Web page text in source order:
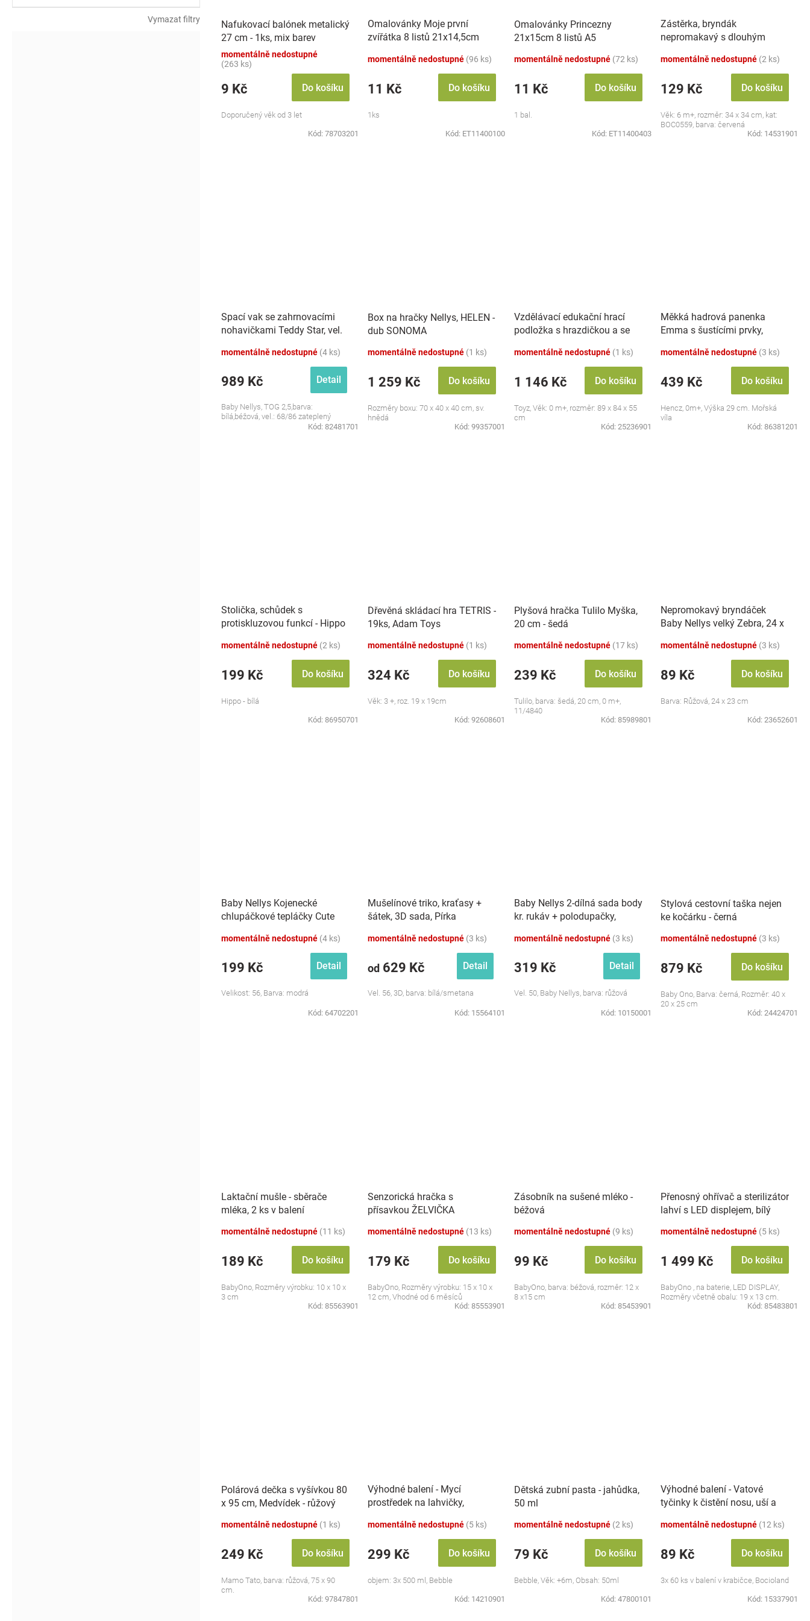
Vymazat filtry
Nafukovací balónek metalický
27 cm - 1ks, mix barev
momentálně nedostupné
(263 ks)
9 Kč Do košíku
Doporučený věk od 3 let
Kód: 78703201
Omalovánky Moje první
zvířátka 8 listů 21x14,5cm
momentálně nedostupné (96 ks)
11 Kč Do košíku
1ks
Kód: ET11400100
Omalovánky Princezny
21x15cm 8 listů A5
momentálně nedostupné (72 ks)
11 Kč Do košíku
1 bal.
Kód: ET11400403
Zástěrka, bryndák
nepromakavý s dlouhým
momentálně nedostupné (2 ks)
129 Kč Do košíku
Věk: 6 m+, rozměr: 34 x 34 cm, kat:
BOC0559, barva: červená
Kód: 14531901
Spací vak se zahrnovacími
nohavičkami Teddy Star, vel.
momentálně nedostupné (4 ks)
989 Kč Detail
Baby Nellys, TOG 2,5,barva:
bílá,béžová, vel.: 68/86 zateplený
Kód: 82481701
Box na hračky Nellys, HELEN -
dub SONOMA
momentálně nedostupné (1 ks)
1 259 Kč Do košíku
Rozměry boxu: 70 x 40 x 40 cm, sv.
hnědá
Kód: 99357001
Vzdělávací edukační hrací
podložka s hrazdičkou a se
momentálně nedostupné (1 ks)
1 146 Kč Do košíku
Toyz, Věk: 0 m+, rozměr: 89 x 84 x 55
cm
Kód: 25236901
Měkká hadrová panenka
Emma s šustícími prvky,
momentálně nedostupné (3 ks)
439 Kč Do košíku
Hencz, 0m+, Výška 29 cm. Mořská
víla
Kód: 86381201
Stolička, schůdek s
protiskluzovou funkcí - Hippo
momentálně nedostupné (2 ks)
199 Kč Do košíku
Hippo - bílá
Kód: 86950701
Dřevěná skládací hra TETRIS -
19ks, Adam Toys
momentálně nedostupné (1 ks)
324 Kč Do košíku
Věk: 3 +, roz. 19 x 19cm
Kód: 92608601
Plyšová hračka Tulilo Myška,
20 cm - šedá
momentálně nedostupné (17 ks)
239 Kč Do košíku
Tulilo, barva: šedá, 20 cm, 0 m+,
11/4840
Kód: 85989801
Nepromokavý bryndáček
Baby Nellys velký Zebra, 24 x
momentálně nedostupné (3 ks)
89 Kč Do košíku
Barva: Růžová, 24 x 23 cm
Kód: 23652601
Baby Nellys Kojenecké
chlupáčkové tepláčky Cute
momentálně nedostupné (4 ks)
199 Kč Detail
Velikost: 56, Barva: modrá
Kód: 64702201
Mušelínové triko, kraťasy +
šátek, 3D sada, Pírka
momentálně nedostupné (3 ks)
od 629 Kč Detail
Vel. 56, 3D, barva: bílá/smetana
Kód: 15564101
Baby Nellys 2-dílná sada body
kr. rukáv + polodupačky,
momentálně nedostupné (3 ks)
319 Kč Detail
Vel. 50, Baby Nellys, barva: růžová
Kód: 10150001
Stylová cestovní taška nejen
ke kočárku - černá
momentálně nedostupné (3 ks)
879 Kč Do košíku
Baby Ono, Barva: černá, Rozměr: 40 x
20 x 25 cm
Kód: 24424701
Laktační mušle - sběrače
mléka, 2 ks v balení
momentálně nedostupné (11 ks)
189 Kč Do košíku
BabyOno, Rozměry výrobku: 10 x 10 x
3 cm
Kód: 85563901
Senzorická hračka s
přísavkou ŽELVIČKA
momentálně nedostupné (13 ks)
179 Kč Do košíku
BabyOno, Rozměry výrobku: 15 x 10 x
12 cm, Vhodné od 6 měsíců
Kód: 85553901
Zásobník na sušené mléko -
béžová
momentálně nedostupné (9 ks)
99 Kč Do košíku
BabyOno, barva: béžová, rozměr: 12 x
8 x15 cm
Kód: 85453901
Přenosný ohřívač a sterilizátor
lahví s LED displejem, bílý
momentálně nedostupné (5 ks)
1 499 Kč Do košíku
BabyOno , na baterie, LED DISPLAY,
Rozměry včetně obalu: 19 x 13 cm.
Kód: 85483801
Polárová dečka s vyšívkou 80
x 95 cm, Medvídek - růžový
momentálně nedostupné (1 ks)
249 Kč Do košíku
Mamo Tato, barva: růžová, 75 x 90
cm.
Kód: 97847801
Výhodné balení - Mycí
prostředek na lahvičky,
momentálně nedostupné (5 ks)
299 Kč Do košíku
objem: 3x 500 ml, Bebble
Kód: 14210901
Dětská zubní pasta - jahůdka,
50 ml
momentálně nedostupné (2 ks)
79 Kč Do košíku
Bebble, Věk: +6m, Obsah: 50ml
Kód: 47800101
Výhodné balení - Vatové
tyčinky k čistění nosu, uší a
momentálně nedostupné (12 ks)
89 Kč Do košíku
3x 60 ks v balení v krabičce, Bocioland
Kód: 15337901